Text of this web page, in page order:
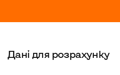
Данi для розрахунку